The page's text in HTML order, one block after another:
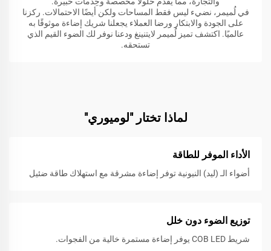
في لُميمر، نضيء ليس فقط المساحات ولكن أيضًا الاحتمالات. ركزنا
على الجودة والابتكار ورضا العملاء يجعلنا شريك إضاءة موثوقًا به
عالميًا. اكتشف تميز لُميمر لايتنينغ ودعنا نوفر لك الضوء القيم الذي
تستحقه.
لماذا تختار "لوميوري"
الأداء الموفر للطاقة
أضواء الـ (ليد) النيونية توفر إضاءة مشرقة مع استهلاك طاقة ضئيل
توزيع الضوء دون خلل
شريط COB LED يوفر إضاءة مستمرة خالية من الفجوات.